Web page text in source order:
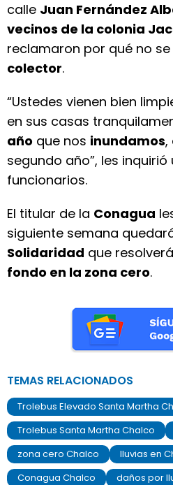
calle Juan Fernández
vecinos de la colonia
reclamaron por qué no
colector.
“Ustedes vienen bien
en sus casas
año que nos inundamos,
segundo año”, les
funcionarios.
El titular de la Conagua
siguiente semana
Solidaridad que
fondo en la zona cero.
TEMAS RELACIONADOS
Trolebus Elevado Santa Martha
Trolebus Santa Martha Chalco
zona cero Chalco
lluvias en
Conagua Chalco
daños por